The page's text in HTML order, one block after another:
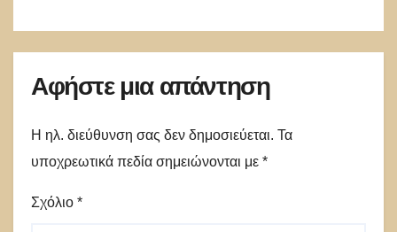
Αφήστε μια απάντηση
Η ηλ. διεύθυνση σας δεν δημοσιεύεται. Τα
υποχρεωτικά πεδία σημειώνονται με *
Σχόλιο *